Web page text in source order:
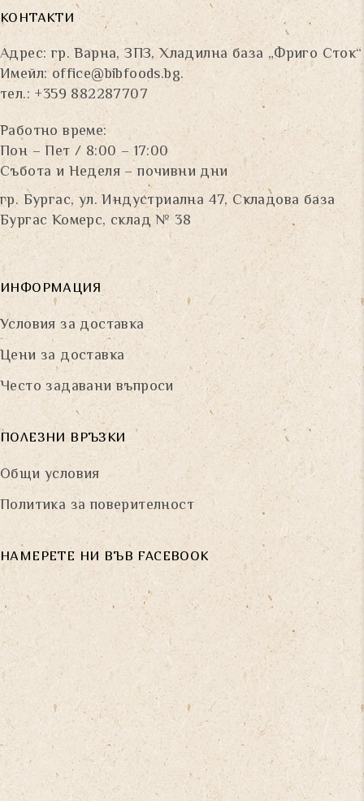
КОНТАКТИ
Адрес: гр. Варна, ЗПЗ, Хладилна база „Фриго Сток“
Имейл: office@bibfoods.bg.
тел.: +359 882287707
Работно време:
Пон – Пет / 8:00 – 17:00
Събота и Неделя – почивни дни
гр. Бургас, ул. Индустриална 47, Складова база
Бургас Комерс, склад № 38
ИНФОРМАЦИЯ
Условия за доставка
Цени за доставка
Често задавани въпроси
ПОЛЕЗНИ ВРЪЗКИ
Общи условия
Политика за поверителност
НАМЕРЕТЕ НИ ВЪВ FACEBOOK